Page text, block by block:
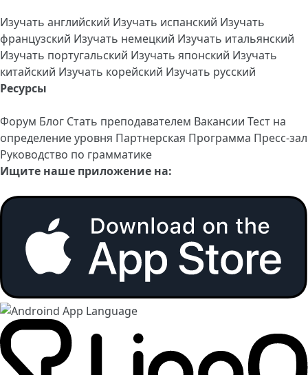
Изучать английский Изучать испанский Изучать
французский Изучать немецкий Изучать итальянский
Изучать португальский Изучать японский Изучать
китайский Изучать корейский Изучать русский
Ресурсы
Форум Блог Стать преподавателем Вакансии Тест на
определение уровня Партнерская Программа Пресс-зал
Руководство по грамматике
Ищите наше приложение на: